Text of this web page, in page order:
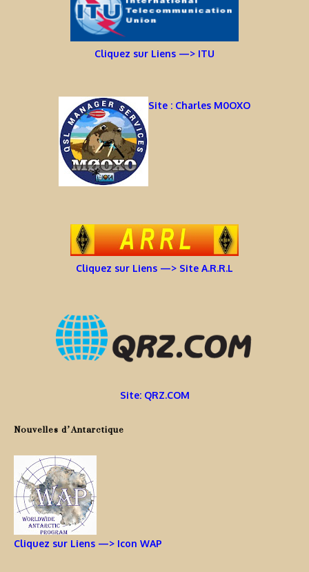
Cliquez sur Liens —> ITU
Site : Charles M0OXO
Cliquez sur Liens —> Site A.R.R.L
Site: QRZ.COM
Nouvelles d’Antarctique
Cliquez sur Liens —> Icon WAP